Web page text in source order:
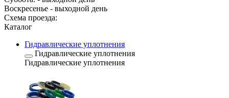
Воскресенье - выходной день
Схема проезда:
Каталог
Гидравлические уплотнения
Гидравлические уплотнения
Гидравлические уплотнения